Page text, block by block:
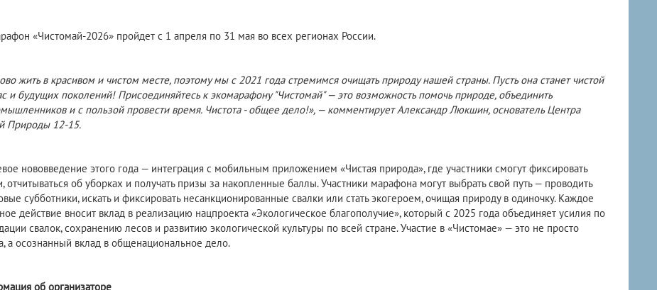
«Чистомай-2026» пройдет с 1 апреля по 31 мая во всех регионах России.
жить в красивом и чистом месте, поэтому мы с 2021 года стремимся очищать природу нашей страны. Пусть она станет чистой
и будущих поколений! Присоединяйтесь к экомарафону "Чистомай" — это возможность помочь природе, объединить
и с пользой провести время. Чистота - общее дело!», — комментирует Александр Люкшин, основатель Центра
Природы 12-15.
нововведение этого года — интеграция с мобильным приложением «Чистая природа», где участники смогут фиксировать
отчитываться об уборках и получать призы за накопленные баллы. Участники марафона могут выбрать свой путь — проводить
субботники, искать и фиксировать несанкционированные свалки или стать экогероем, очищая природу в одиночку. Каждое
действие вносит вклад в реализацию нацпроекта «Экологическое благополучие», который с 2025 года объединяет усилия по
свалок, сохранению лесов и развитию экологической культуры по всей стране. Участие в «Чистомае» — это не просто
а осознанный вклад в общенациональное дело.
об организаторе